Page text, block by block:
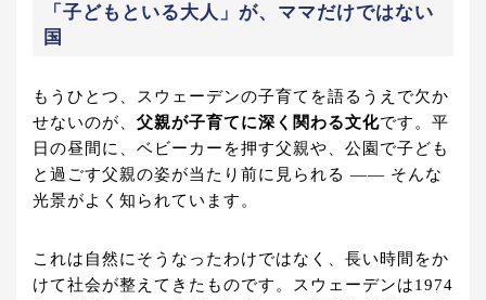
「子どもといる大人」が、ママだけではない
国
もうひとつ、スウェーデンの子育てを語るうえで欠か
せないのが、 父親が子育てに深く関わる文化です。平
日の昼間に、ベビーカーを押す父親や、公園で子ども
と過ごす父親の姿が当たり前に見られる ―― そんな
光景がよく知られています。
これは自然にそうなったわけではなく、長い時間をか
けて社会が整えてきたものです。スウェーデンは1974